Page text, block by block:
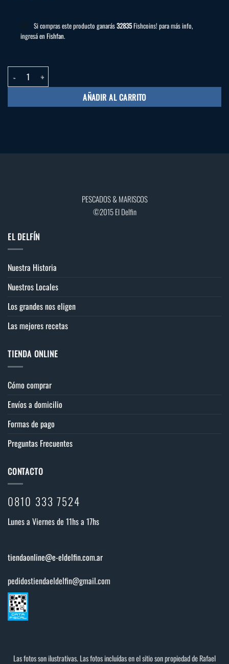
Si compras este producto ganarás32835Fishcoins! para más info,
ingresá en Fishfan.
Aceite Oliovita Clasico x 1000ml cantidad
AÑADIR AL CARRITO
PESCADOS & MARISCOS
©2015 El Delfin
EL DELFÍN
Nuestra Historia
Nuestros Locales
Los grandes nos eligen
Las mejores recetas
TIENDA ONLINE
Cómo comprar
Envíos a domicilio
Formas de pago
Preguntas Frecuentes
CONTACTO
0810 333 7524
Lunes a Viernes de 11hs a 17hs
tiendaonline@e-eldelfin.com.ar
pedidostiendaeldelfin@gmail.com
Las fotos son ilustrativas. Las fotos incluídas en el sitio son propiedad de Rafael